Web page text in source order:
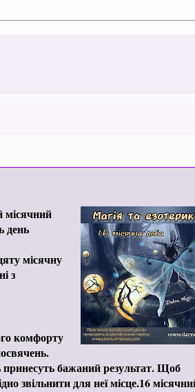
місячний
день
місячну
з
комфорту
бажаний результат. Щоб
звільнити для неї місце.16